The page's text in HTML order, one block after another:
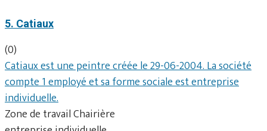
5. Catiaux
(0)
Catiaux est une peintre créée le 29-06-2004. La société
compte 1 employé et sa forme sociale est entreprise
individuelle.
Zone de travail Chairière